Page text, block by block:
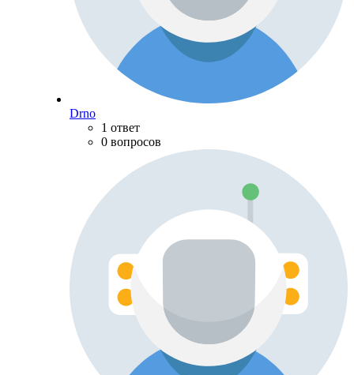
Drno
1 ответ
0 вопросов